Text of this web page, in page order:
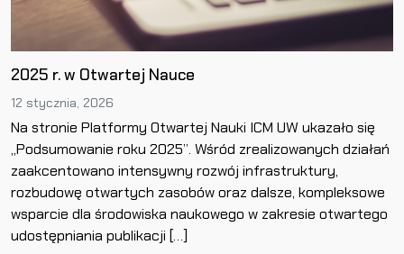
2025 r. w Otwartej Nauce
12 stycznia, 2026
Na stronie Platformy Otwartej Nauki ICM UW ukazało się
„Podsumowanie roku 2025”. Wśród zrealizowanych działań
zaakcentowano intensywny rozwój infrastruktury,
rozbudowę otwartych zasobów oraz dalsze, kompleksowe
wsparcie dla środowiska naukowego w zakresie otwartego
udostępniania publikacji […]